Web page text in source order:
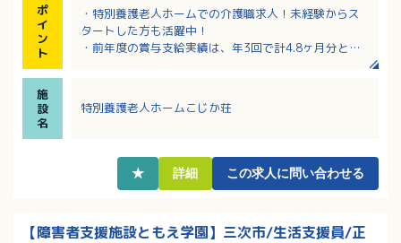
ポ
イ
ン
ト
・特別養護老人ホームでの介護職求人！未経験からス
タートした方も活躍中！
・前年度の賞与支給実績は、年3回で計4.8ヶ月分と高
・有給休暇の消化率は80％以上！プライベートも充
施
設
名
特別養護老人ホームこじか荘
★ 詳細 この求人に問い合わせる
【障害者支援施設ともえ学園】三次市/生活支援員/正